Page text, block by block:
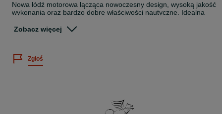
Nowa łódź motorowa łącząca nowoczesny design, wysoką jakość
wykonania oraz bardzo dobre właściwości nautyczne. Idealna
spędzania czasu na wodzie. Bardzo dobry pomysł na biznes w
wieloma dodatkowymi funkcjami. Valory V525 Premium to
z podwójnymi pokładami słonecznymi zarówno na dziobie, jak i z
pozwala na relaks na rufie. Do tego idealnie rozmieszczone
na kubki w przestrzeni kokpitu oraz wykorzystanie maksymalnej
Zobacz więcej
Zgłoś